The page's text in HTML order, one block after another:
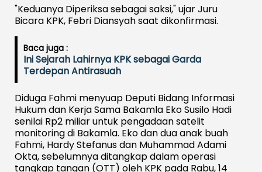
"Keduanya Diperiksa sebagai saksi," ujar Juru
Bicara KPK, Febri Diansyah saat dikonfirmasi.
Baca juga :
Ini Sejarah Lahirnya KPK sebagai Garda
Terdepan Antirasuah
Diduga Fahmi menyuap Deputi Bidang Informasi
Hukum dan Kerja Sama Bakamla Eko Susilo Hadi
senilai Rp2 miliar untuk pengadaan satelit
monitoring di Bakamla. Eko dan dua anak buah
Fahmi, Hardy Stefanus dan Muhammad Adami
Okta, sebelumnya ditangkap dalam operasi
tangkap tangan (OTT) oleh KPK pada Rabu, 14